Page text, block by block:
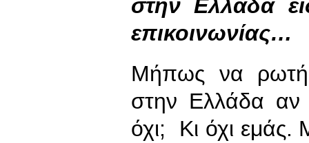
στην Ελλάδα
επικοινωνίας…
Μήπως να
στην Ελλάδα αν
όχι; Κι όχι